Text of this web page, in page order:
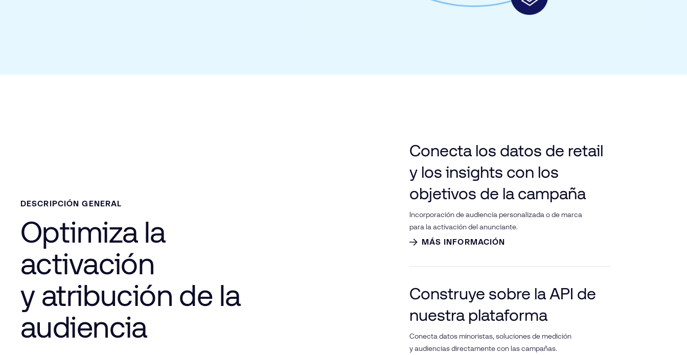
DESCRIPCIÓN GENERAL
Optimiza la
activación
y atribución de la
audiencia
Conecta los datos de retail
y los insights con los
objetivos de la campaña
Incorporación de audiencia personalizada o de marca
para la activación del anunciante.
MÁS INFORMACIÓN
Construye sobre la API de
nuestra plataforma
Conecta datos minoristas, soluciones de medición
y audiencias directamente con las campañas.